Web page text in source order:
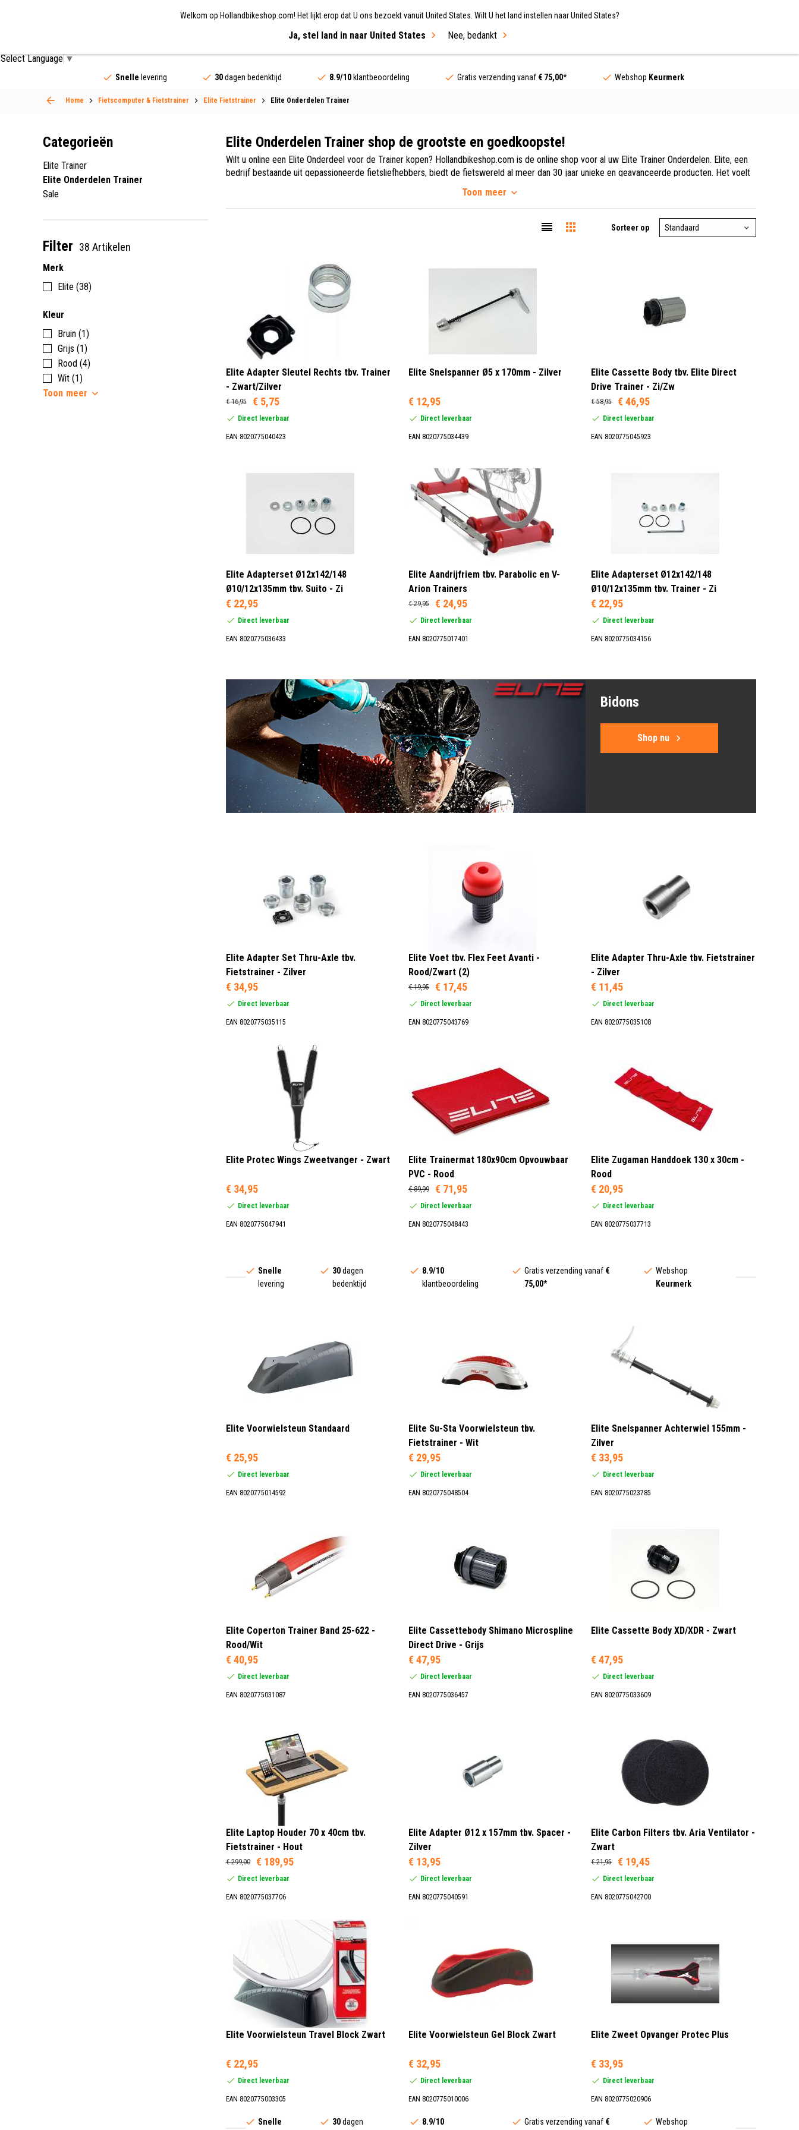
Nederland / EUR
Fietsen Merken Sale
Select Language▼
Welkom op Hollandbikeshop.com! Het lijkt erop dat U ons bezoekt vanuit United States. Wilt U het land instellen naar United States?
Ja, stel land in naar United States Nee, bedankt
Snelle levering 30dagen bedenktijd 8.9/10klantbeoordeling Gratis verzending vanaf € 75,00* Webshop Keurmerk
Home Fietscomputer & Fietstrainer Elite Fietstrainer Elite Onderdelen Trainer
Categorieën
Elite Trainer
Elite Onderdelen Trainer
Sale
Filter 38 Artikelen
Merk
Elite (38)
Kleur
Bruin (1)
Grijs (1)
Rood (4)
Wit (1)
Toon meer
Elite Onderdelen Trainer shop de grootste en goedkoopste!
Wilt u online een Elite Onderdeel voor de Trainer kopen? Hollandbikeshop.com is de online shop voor al uw Elite Trainer Onderdelen. Elite, een
bedrijf bestaande uit gepassioneerde fietsliefhebbers, biedt de fietswereld al meer dan 30 jaar unieke en geavanceerde producten. Het voelt
dagelijks aan diverse omstandigheden blootstellen. Op Hollandbikeshop.com vindt u een breed assortiment Elite Trainer Onderdelen.
Toon meer
Sorteer op
Elite Adapter Sleutel Rechts tbv. Trainer
- Zwart/Zilver
€ 16,95 € 5,75
Direct leverbaar
EAN 8020775040423
Elite Snelspanner Ø5 x 170mm - Zilver
€ 12,95
Direct leverbaar
EAN 8020775034439
Elite Cassette Body tbv. Elite Direct
Drive Trainer - Zi/Zw
€ 58,95 € 46,95
Direct leverbaar
EAN 8020775045923
Elite Adapterset Ø12x142/148
Ø10/12x135mm tbv. Suito - Zi
€ 22,95
Direct leverbaar
EAN 8020775036433
Elite Aandrijfriem tbv. Parabolic en V-
Arion Trainers
€ 29,95 € 24,95
Direct leverbaar
EAN 8020775017401
Elite Adapterset Ø12x142/148
Ø10/12x135mm tbv. Trainer - Zi
€ 22,95
Direct leverbaar
EAN 8020775034156
Bidons
Shop nu
Elite Adapter Set Thru-Axle tbv.
Fietstrainer - Zilver
€ 34,95
Direct leverbaar
EAN 8020775035115
Elite Voet tbv. Flex Feet Avanti -
Rood/Zwart (2)
€ 19,95 € 17,45
Direct leverbaar
EAN 8020775043769
Elite Adapter Thru-Axle tbv. Fietstrainer
- Zilver
€ 11,45
Direct leverbaar
EAN 8020775035108
Elite Protec Wings Zweetvanger - Zwart
€ 34,95
Direct leverbaar
EAN 8020775047941
Elite Trainermat 180x90cm Opvouwbaar
PVC - Rood
€ 89,99 € 71,95
Direct leverbaar
EAN 8020775048443
Elite Zugaman Handdoek 130 x 30cm -
Rood
€ 20,95
Direct leverbaar
EAN 8020775037713
Snelle
levering
30dagen
bedenktijd
8.9/10
klantbeoordeling
Gratis verzending vanaf €
75,00*
Webshop
Keurmerk
Elite Voorwielsteun Standaard
€ 25,95
Direct leverbaar
EAN 8020775014592
Elite Su-Sta Voorwielsteun tbv.
Fietstrainer - Wit
€ 29,95
Direct leverbaar
EAN 8020775048504
Elite Snelspanner Achterwiel 155mm -
Zilver
€ 33,95
Direct leverbaar
EAN 8020775023785
Elite Coperton Trainer Band 25-622 -
Rood/Wit
€ 40,95
Direct leverbaar
EAN 8020775031087
Elite Cassettebody Shimano Microspline
Direct Drive - Grijs
€ 47,95
Direct leverbaar
EAN 8020775036457
Elite Cassette Body XD/XDR - Zwart
€ 47,95
Direct leverbaar
EAN 8020775033609
Elite Laptop Houder 70 x 40cm tbv.
Fietstrainer - Hout
€ 299,00 € 189,95
Direct leverbaar
EAN 8020775037706
Elite Adapter Ø12 x 157mm tbv. Spacer -
Zilver
€ 13,95
Direct leverbaar
EAN 8020775040591
Elite Carbon Filters tbv. Aria Ventilator -
Zwart
€ 21,95 € 19,45
Direct leverbaar
EAN 8020775042700
Elite Voorwielsteun Travel Block Zwart
€ 22,95
Direct leverbaar
EAN 8020775003305
Elite Voorwielsteun Gel Block Zwart
€ 32,95
Direct leverbaar
EAN 8020775010006
Elite Zweet Opvanger Protec Plus
€ 33,95
Direct leverbaar
EAN 8020775020906
Snelle
30dagen
8.9/10
Gratis verzending vanaf €
Webshop